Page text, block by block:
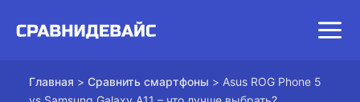
Главная > Сравнить смартфоны > Asus ROG Phone 5